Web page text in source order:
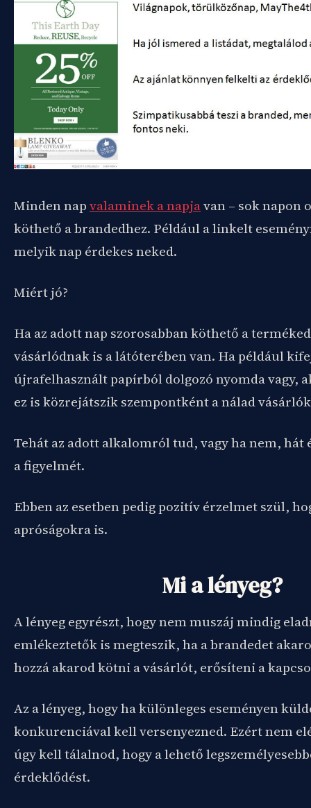
Minden napvalaminek a napjavan – sok napon
köthető a brandedhez. Például a linkelt
melyik nap érdekes neked.
Miért jó?
Ha az adott nap szorosabban köthető a
vásárlódnak is a látóterében van. Ha például
újrafelhasznált papírból dolgozó nyomda vagy,
ez is közrejátszik szempontként a nálad
Tehát az adott alkalomról tud, vagy ha nem,
a figyelmét.
Ebben az esetben pedig pozitív érzelmet szül,
apróságokra is.
Mi a lényeg?
A lényeg egyrészt, hogy nem muszáj mindig
emlékeztetők is megteszik, ha a brandedet
hozzá akarod kötni a vásárlót, erősíteni a
Az a lényeg, hogy ha különleges eseményen
konkurenciával kell versenyezned. Ezért nem
úgy kell tálalnod, hogy a lehető
érdeklődést.